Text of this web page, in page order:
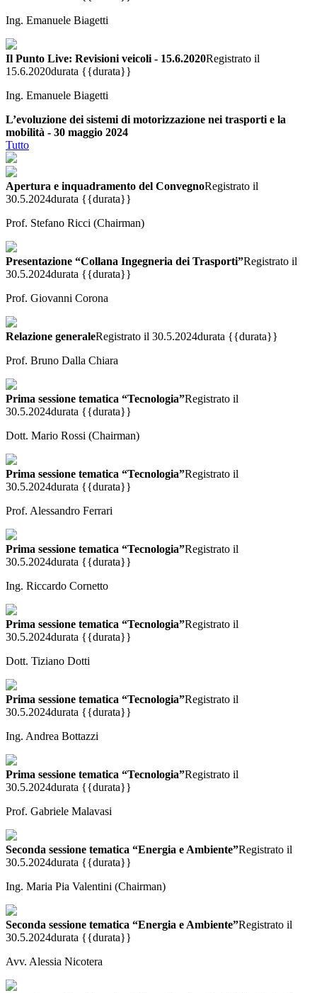
Ing. Emanuele Biagetti
Il Punto Live: Revisioni veicoli - 15.6.2020Registrato il
15.6.2020durata {{durata}}
Ing. Emanuele Biagetti
L’evoluzione dei sistemi di motorizzazione nei trasporti e la
mobilità - 30 maggio 2024
Tutto
Apertura e inquadramento del ConvegnoRegistrato il
30.5.2024durata {{durata}}
Prof. Stefano Ricci (Chairman)
Presentazione “Collana Ingegneria dei Trasporti”Registrato il
30.5.2024durata {{durata}}
Prof. Giovanni Corona
Relazione generaleRegistrato il 30.5.2024durata {{durata}}
Prof. Bruno Dalla Chiara
Prima sessione tematica “Tecnologia”Registrato il
30.5.2024durata {{durata}}
Dott. Mario Rossi (Chairman)
Prima sessione tematica “Tecnologia”Registrato il
30.5.2024durata {{durata}}
Prof. Alessandro Ferrari
Prima sessione tematica “Tecnologia”Registrato il
30.5.2024durata {{durata}}
Ing. Riccardo Cornetto
Prima sessione tematica “Tecnologia”Registrato il
30.5.2024durata {{durata}}
Dott. Tiziano Dotti
Prima sessione tematica “Tecnologia”Registrato il
30.5.2024durata {{durata}}
Ing. Andrea Bottazzi
Prima sessione tematica “Tecnologia”Registrato il
30.5.2024durata {{durata}}
Prof. Gabriele Malavasi
Seconda sessione tematica “Energia e Ambiente”Registrato il
30.5.2024durata {{durata}}
Ing. Maria Pia Valentini (Chairman)
Seconda sessione tematica “Energia e Ambiente”Registrato il
30.5.2024durata {{durata}}
Avv. Alessia Nicotera